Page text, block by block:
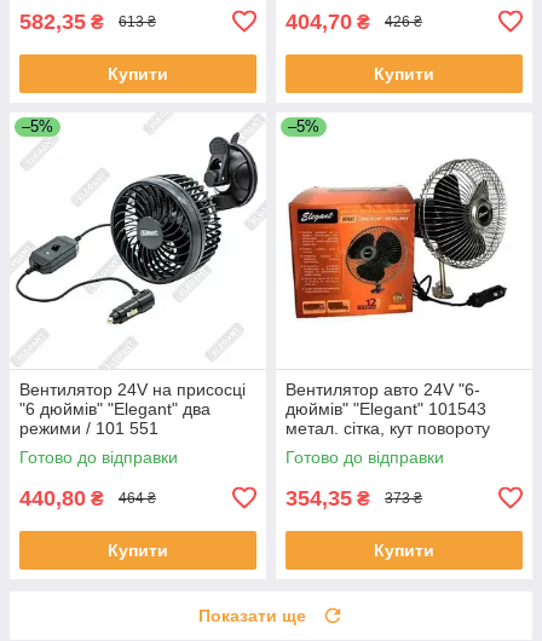
582,35 ₴ 613 ₴
Купити
404,70 ₴ 426 ₴
Купити
–5%
Вентилятор 24V на присосці
"6 дюймів" "Elegant" два
режими / 101 551
Готово до відправки
440,80 ₴ 464 ₴
Купити
–5%
Вентилятор авто 24V "6-
дюймів" "Elegant" 101543
метал. сітка, кут повороту
120*
Готово до відправки
354,35 ₴ 373 ₴
Купити
Показати ще